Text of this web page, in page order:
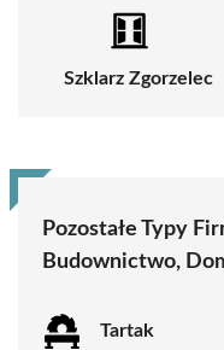
Szklarz Zgorzelec
Pozostałe Typy
Budownictwo,
Tartak